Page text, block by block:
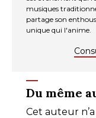
musiques
partage son
unique qui l'anime.
Du même
Cet auteur